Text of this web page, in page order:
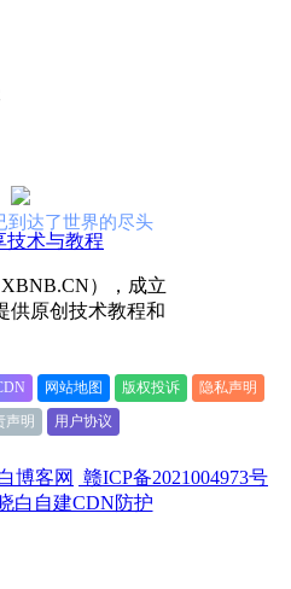
到达了世界的尽头
），成立
供原创技术教程和
网站地图 版权投诉
隐私声明
声明
用户协议
博客网
赣ICP备2021004973号
白自建CDN防护